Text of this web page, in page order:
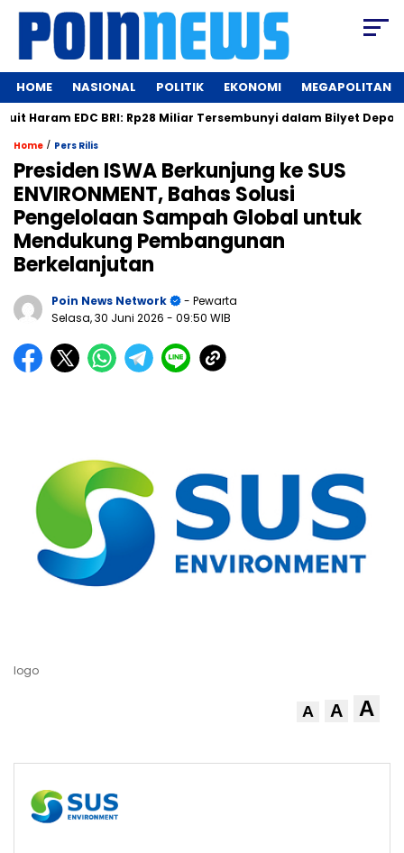
HOME NASIONAL POLITIK EKONOMI MEGAPOLITAN
EDC BRI: Rp28 Miliar Tersembunyi dalam Bilyet Deposito!
Home / Pers Rilis
Presiden ISWA Berkunjung ke SUS
ENVIRONMENT, Bahas Solusi
Pengelolaan Sampah Global untuk
Mendukung Pembangunan
Berkelanjutan
Poin News Network
- Pewarta
Selasa, 30 Juni 2026 - 09:50 WIB
logo
A A A